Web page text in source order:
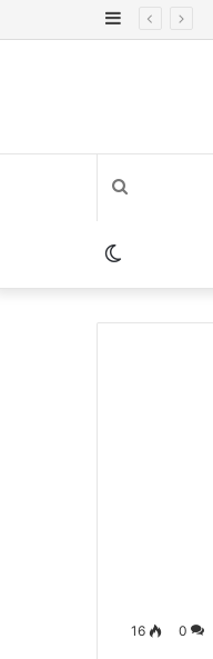
إضافة
بحث
عنالوضع
المظلم
0
16